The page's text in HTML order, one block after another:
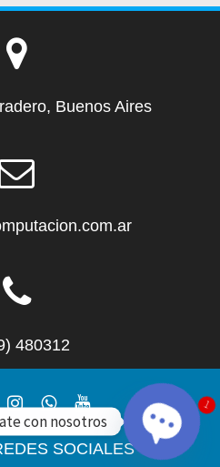
Buenos Aires
480312
SOCIALES
con nosotros
Open
1